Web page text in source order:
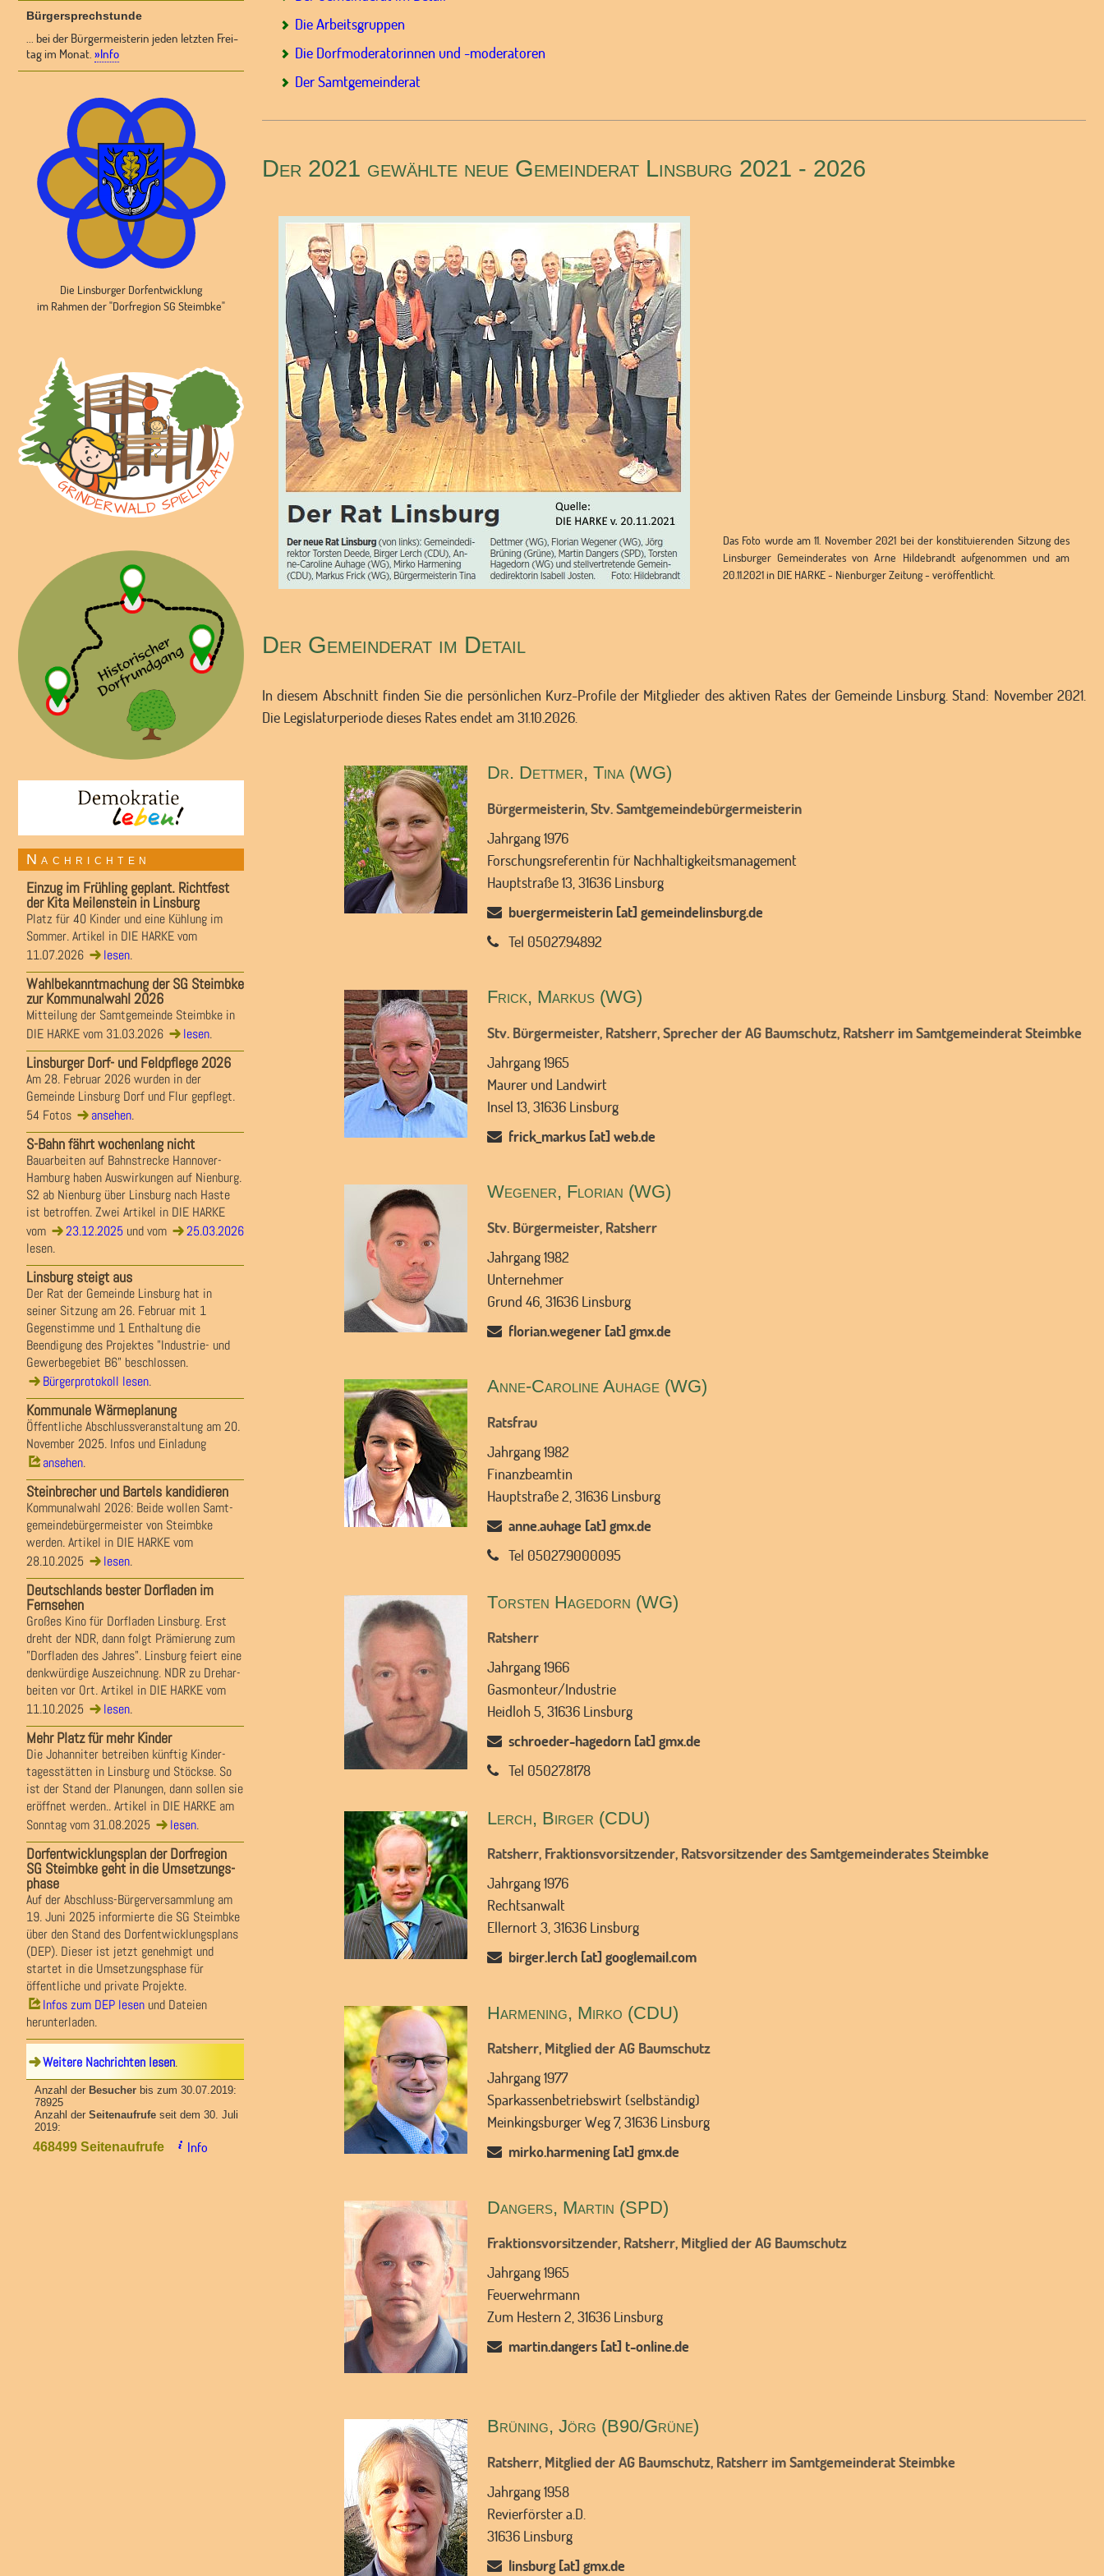
Bürgersprechstunde
... bei der Bürgermeisterin jeden letzten Frei-
tag im Monat. »Info
Die Linsburger Dorfentwicklung
im Rahmen der "Dorfregion SG Steimbke"
Nachrichten
Einzug im Frühling geplant. Richtfest
der Kita Meilenstein in Linsburg
Platz für 40 Kinder und eine Kühlung im
Sommer. Artikel in DIE HARKE vom
11.07.2026
lesen.
Wahlbekanntmachung der SG Steimbke
zur Kommunalwahl 2026
Mitteilung der Samtgemeinde Steimbke in
DIE HARKE vom 31.03.2026
lesen.
Linsburger Dorf- und Feldpflege 2026
Am 28. Februar 2026 wurden in der
Gemeinde Linsburg Dorf und Flur gepflegt.
54 Fotos
ansehen.
S-Bahn fährt wochenlang nicht
Bauarbeiten auf Bahnstrecke Hannover-
Hamburg haben Auswirkungen auf Nienburg.
S2 ab Nienburg über Linsburg nach Haste
ist betroffen. Zwei Artikel in DIE HARKE
vom
23.12.2025 und vom
25.03.2026
lesen.
Linsburg steigt aus
Der Rat der Gemeinde Linsburg hat in
seiner Sitzung am 26. Februar mit 1
Gegenstimme und 1 Enthaltung die
Beendigung des Projektes "Industrie- und
Gewerbegebiet B6" beschlossen.
Bürgerprotokoll lesen.
Kommunale Wärmeplanung
Öffentliche Abschlussveranstaltung am 20.
November 2025. Infos und Einladung
ansehen.
Steinbrecher und Bartels kandidieren
Kommunalwahl 2026: Beide wollen Samt-
gemeindebürgermeister von Steimbke
werden. Artikel in DIE HARKE vom
28.10.2025
lesen.
Deutschlands bester Dorfladen im
Fernsehen
Großes Kino für Dorfladen Linsburg. Erst
dreht der NDR, dann folgt Prämierung zum
"Dorfladen des Jahres". Linsburg feiert eine
denkwürdige Auszeichnung. NDR zu Drehar-
beiten vor Ort. Artikel in DIE HARKE vom
11.10.2025
lesen.
Mehr Platz für mehr Kinder
Die Johanniter betreiben künftig Kinder-
tagesstätten in Linsburg und Stöckse. So
ist der Stand der Planungen, dann sollen sie
eröffnet werden.. Artikel in DIE HARKE am
Sonntag vom 31.08.2025
lesen.
Dorfentwicklungsplan der Dorfregion
SG Steimbke geht in die Umsetzungs-
phase
Auf der Abschluss-Bürgerversammlung am
19. Juni 2025 informierte die SG Steimbke
über den Stand des Dorfentwicklungsplans
(DEP). Dieser ist jetzt genehmigt und
startet in die Umsetzungsphase für
öffentliche und private Projekte.
Infos zum DEP lesen und Dateien
herunterladen.
Weitere Nachrichten lesen.
Anzahl der Besucher bis zum 30.07.2019:
78925
Anzahl der Seitenaufrufe seit dem 30. Juli
2019:
Info
Die Arbeitsgruppen
Die Dorfmoderatorinnen und -moderatoren
Der Samtgemeinderat
Der 2021 gewählte neue Gemeinderat Linsburg 2021 - 2026
Das Foto wurde am 11. November 2021 bei der konstituierenden Sitzung des
Linsburger Gemeinderates von Arne Hildebrandt aufgenommen und am
20.11.2021 in DIE HARKE - Nienburger Zeitung - veröffentlicht.
Der Gemeinderat im Detail
In diesem Abschnitt finden Sie die persönlichen Kurz-Profile der Mitglieder des aktiven Rates der Gemeinde Linsburg. Stand: November 2021.
Die Legislaturperiode dieses Rates endet am 31.10.2026.
Dr. Dettmer, Tina (WG)
Bürgermeisterin, Stv. Samtgemeindebürgermeisterin
Jahrgang 1976
Forschungsreferentin für Nachhaltigkeitsmanagement
Hauptstraße 13, 31636 Linsburg
buergermeisterin [at] gemeindelinsburg.de
Tel 05027.94892
Frick, Markus (WG)
Stv. Bürgermeister, Ratsherr, Sprecher der AG Baumschutz, Ratsherr im Samtgemeinderat Steimbke
Jahrgang 1965
Maurer und Landwirt
Insel 13, 31636 Linsburg
frick_markus [at] web.de
Wegener, Florian (WG)
Stv. Bürgermeister, Ratsherr
Jahrgang 1982
Unternehmer
Grund 46, 31636 Linsburg
florian.wegener [at] gmx.de
Anne-Caroline Auhage (WG)
Ratsfrau
Jahrgang 1982
Finanzbeamtin
Hauptstraße 2, 31636 Linsburg
anne.auhage [at] gmx.de
Tel 05027.9000095
Torsten Hagedorn (WG)
Ratsherr
Jahrgang 1966
Gasmonteur/Industrie
Heidloh 5, 31636 Linsburg
schroeder-hagedorn [at] gmx.de
Tel 05027.8178
Lerch, Birger (CDU)
Ratsherr, Fraktionsvorsitzender, Ratsvorsitzender des Samtgemeinderates Steimbke
Jahrgang 1976
Rechtsanwalt
Ellernort 3, 31636 Linsburg
birger.lerch [at] googlemail.com
Harmening, Mirko (CDU)
Ratsherr, Mitglied der AG Baumschutz
Jahrgang 1977
Sparkassenbetriebswirt (selbständig)
Meinkingsburger Weg 7, 31636 Linsburg
mirko.harmening [at] gmx.de
Dangers, Martin (SPD)
Fraktionsvorsitzender, Ratsherr, Mitglied der AG Baumschutz
Jahrgang 1965
Feuerwehrmann
Zum Hestern 2, 31636 Linsburg
martin.dangers [at] t-online.de
Brüning, Jörg (B90/Grüne)
Ratsherr, Mitglied der AG Baumschutz, Ratsherr im Samtgemeinderat Steimbke
Jahrgang 1958
Revierförster a.D.
31636 Linsburg
linsburg [at] gmx.de